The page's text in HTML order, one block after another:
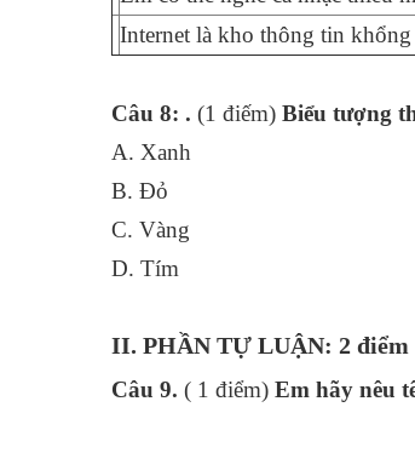
Internet là kho thông tin
Câu 8: . (1 điếm) Biểu tượng
A. Xanh
B. Đỏ
C. Vàng
D. Tím
II. PHẦN TỰ LUẬN: 2 điểm
Câu 9. ( 1 điểm) Em hãy nêu